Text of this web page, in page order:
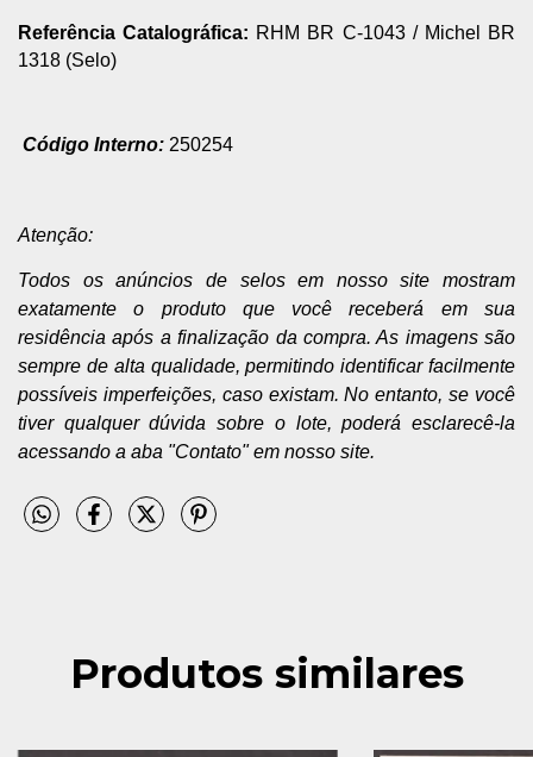
Referência Catalográfica: RHM BR C-1043/ Michel BR
1318 (Selo)
Código Interno: 250254
Atenção:
Todos os anúncios de selos em nosso site mostram
exatamente o produto que você receberá em sua
residência após a finalização da compra. As imagens são
sempre de alta qualidade, permitindo identificar facilmente
possíveis imperfeições, caso existam. No entanto, se você
tiver qualquer dúvida sobre o lote, poderá esclarecê-la
acessando a aba "Contato" em nosso site.
Produtos similares